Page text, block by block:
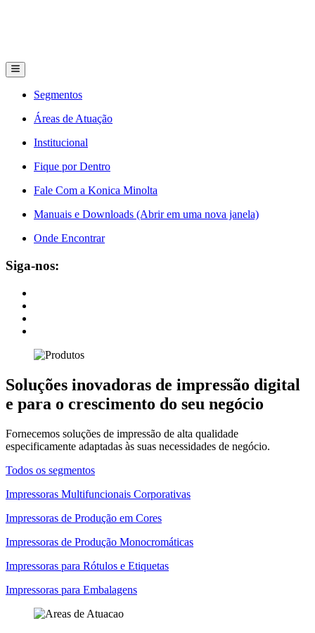
Segmentos
Áreas de Atuação
Institucional
Fique por Dentro
Fale Com a Konica Minolta
Manuais e Downloads (Abrir em uma nova janela)
Onde Encontrar
Siga-nos:
Soluções inovadoras de impressão digital
e para o crescimento do seu negócio
Fornecemos soluções de impressão de alta qualidade
especificamente adaptadas às suas necessidades de negócio.
Todos os segmentos
Impressoras Multifuncionais Corporativas
Impressoras de Produção em Cores
Impressoras de Produção Monocromáticas
Impressoras para Rótulos e Etiquetas
Impressoras para Embalagens